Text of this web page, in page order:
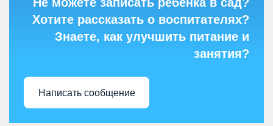
Не можете записать ребёнка в сад?
Хотите рассказать о воспитателях?
Знаете, как улучшить питание и
занятия?
Написать сообщение